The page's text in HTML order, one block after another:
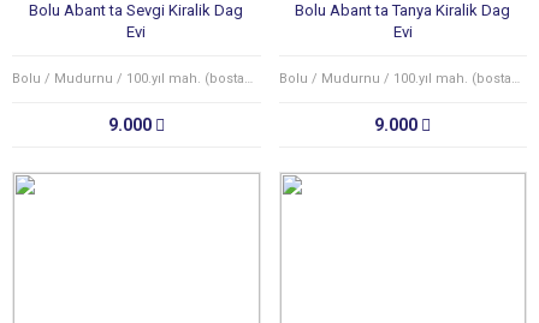
Bolu Abant ta Sevgi Kiralik Dag
Evi
Bolu / Mudurnu / 100.yıl mah. (bostancılar köyü)
9.000
Bolu Abant ta Tanya Kiralik Dag
Evi
Bolu / Mudurnu / 100.yıl mah. (bostancılar köyü)
9.000